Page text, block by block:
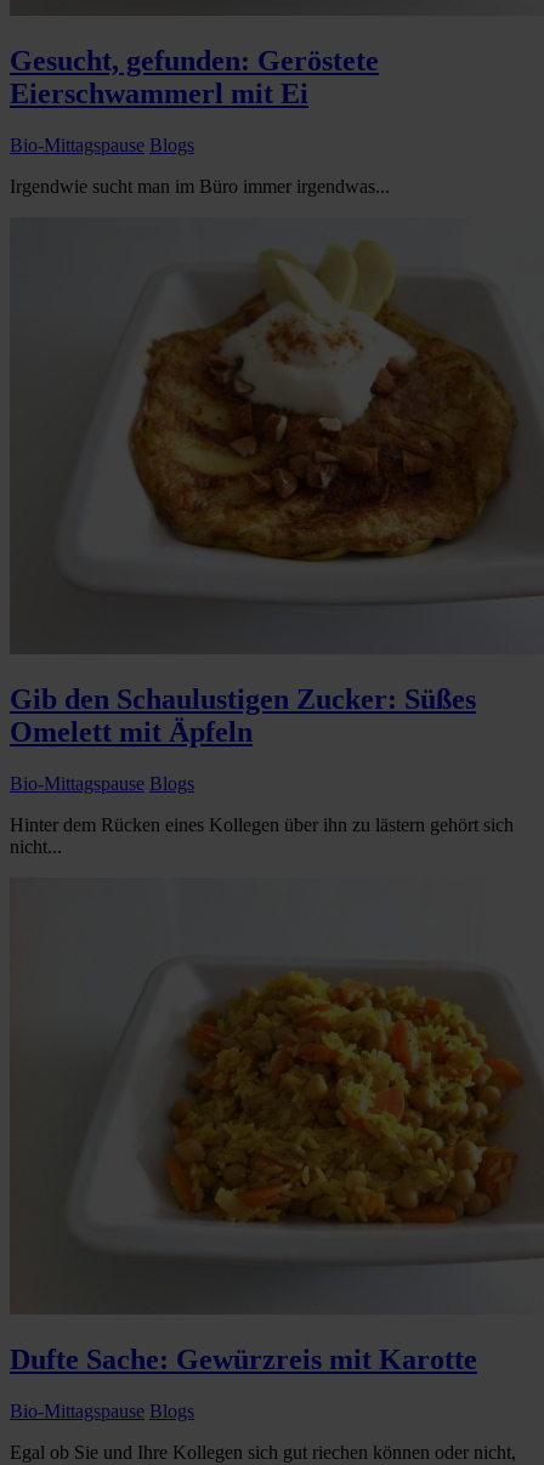
Gesucht, gefunden: Geröstete
Eierschwammerl mit Ei
Bio-Mittagspause Blogs
Irgendwie sucht man im Büro immer irgendwas...
Gib den Schaulustigen Zucker: Süßes
Omelett mit Äpfeln
Bio-Mittagspause Blogs
Hinter dem Rücken eines Kollegen über ihn zu lästern gehört sich
nicht...
Dufte Sache: Gewürzreis mit Karotte
Bio-Mittagspause Blogs
Egal ob Sie und Ihre Kollegen sich gut riechen können oder nicht,